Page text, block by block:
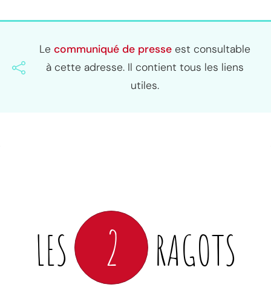
Le communiqué de presseest consultable
à cette adresse. Il contient tous les liens
utiles.
LES 2 RAGOTS